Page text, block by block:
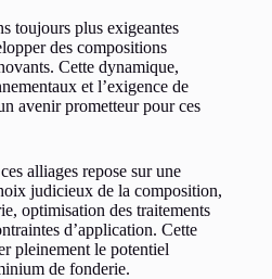
toujours plus exigeantes
des compositions
Cette dynamique,
et l’exigence de
avenir prometteur pour ces
alliages repose sur une
judicieux de la composition,
optimisation des traitements
d’application. Cette
pleinement le potentiel
de fonderie.